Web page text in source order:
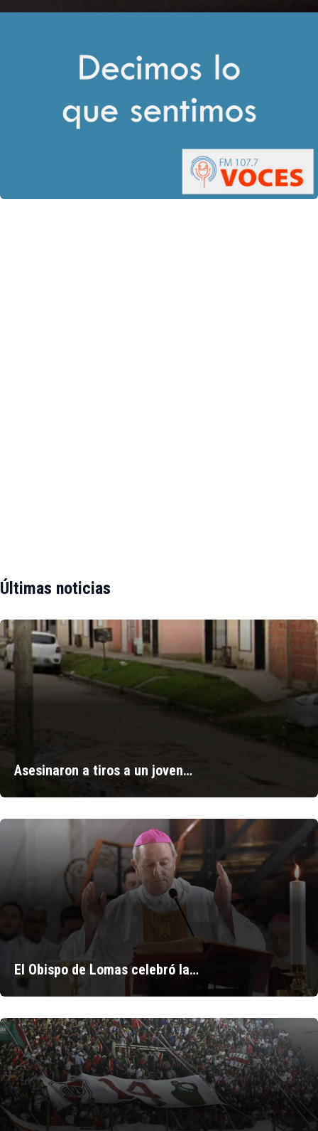
Últimas noticias
Asesinaron a tiros a un joven…
El Obispo de Lomas celebró la…